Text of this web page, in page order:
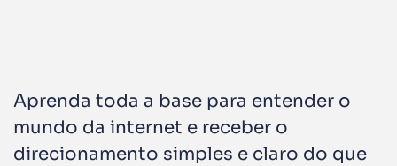
Aprenda toda a base para entender o
mundo da internet e receber o
direcionamento simples e claro do que